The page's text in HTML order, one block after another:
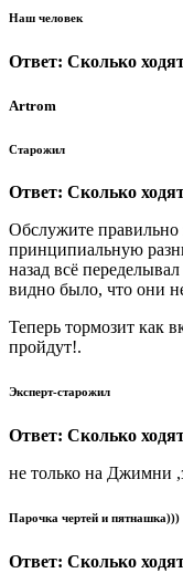
Наш человек
Ответ: Сколько
Artrom
Старожил
Ответ: Сколько
Обслужите правильно
принципиальную
назад всё
видно было, что они
Теперь тормозит как
пройдут!.
Эксперт-старожил
Ответ: Сколько
не только на Джимни
Парочка чертей и пятнашка)))
Ответ: Сколько